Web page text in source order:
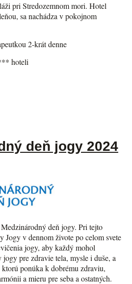
pri Stredozemnom mori. Hotel
sa nachádza v pokojnom
2-krát denne
hoteli
deň jogy 2024
deň jogy. Pri tejto
Jogy v dennom živote po celom svete
jogy, aby každý mohol
pre zdravie tela, mysle i duše, a
ktorú ponúka k dobrému zdraviu,
a mieru pre seba a ostatných.